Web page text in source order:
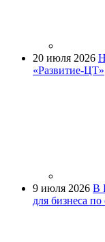
20 июля 2026
«Развитие-ЦТ»
9 июля 2026 В
для бизнеса